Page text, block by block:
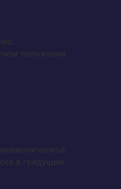
положении
в грядущем.